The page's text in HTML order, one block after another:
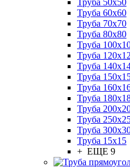
Труба 50x50
Труба 60x60
Труба 70x70
Труба 80x80
Труба
Труба
Труба
Труба
Труба
Труба
Труба
Труба
Труба
Труба 15x15
+ ЕЩЕ 9